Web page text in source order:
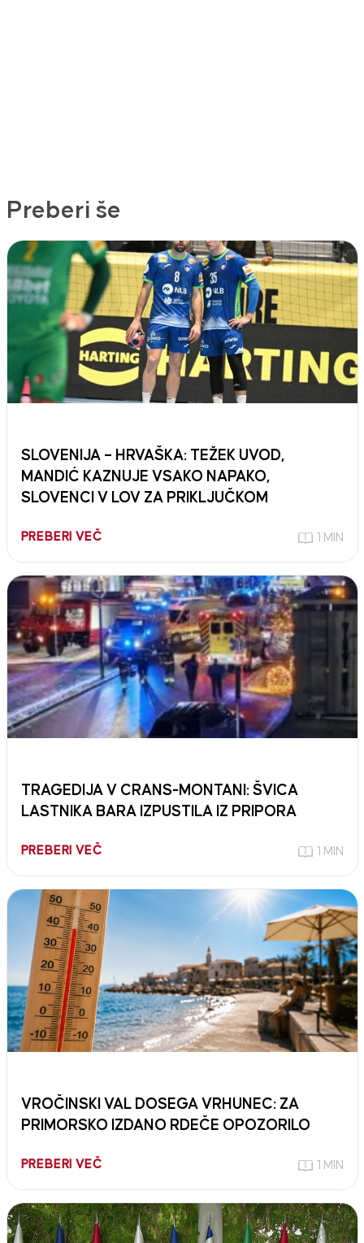
Preberi še
SLOVENIJA – HRVAŠKA: TEŽEK UVOD,
MANDIĆ KAZNUJE VSAKO NAPAKO,
SLOVENCI V LOV ZA PRIKLJUČKOM
PREBERI VEČ 1 MIN
TRAGEDIJA V CRANS-MONTANI: ŠVICA
LASTNIKA BARA IZPUSTILA IZ PRIPORA
PREBERI VEČ 1 MIN
VROČINSKI VAL DOSEGA VRHUNEC: ZA
PRIMORSKO IZDANO RDEČE OPOZORILO
PREBERI VEČ 1 MIN